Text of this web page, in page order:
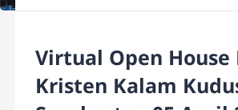
Virtual Open House
Kristen Kalam